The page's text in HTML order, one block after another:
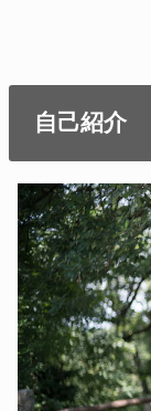
自己紹介